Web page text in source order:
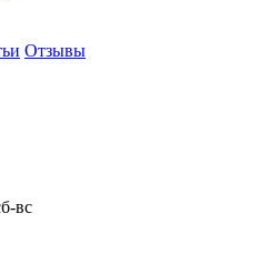
Отзывы
вс